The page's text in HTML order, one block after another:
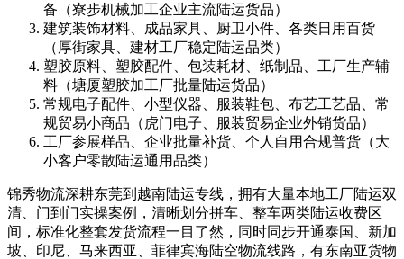
备（寮步机械加工企业主流陆运货品）
建筑装饰材料、成品家具、厨卫小件、各类日用百货
（厚街家具、建材工厂稳定陆运品类）
塑胶原料、塑胶配件、包装耗材、纸制品、工厂生产辅
料（塘厦塑胶加工厂批量陆运货品）
常规电子配件、小型仪器、服装鞋包、布艺工艺品、常
规贸易小商品（虎门电子、服装贸易企业外销货品）
工厂参展样品、企业批量补货、个人自用合规普货（大
小客户零散陆运通用品类）
锦秀物流深耕东莞到越南陆运专线，拥有大量本地工厂陆运双
清、门到门实操案例，清晰划分拼车、整车两类陆运收费区
间，标准化整套发货流程一目了然，同时同步开通泰国、新加
坡、印尼、马来西亚、菲律宾海陆空物流线路，有东南亚货物